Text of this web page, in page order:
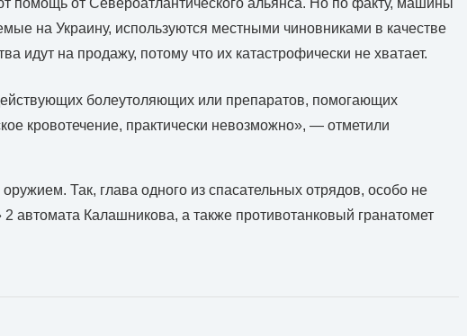
на Украину, используются местными чиновниками в качестве
идут на продажу, потому что их катастрофически не хватает.
болеутоляющих или препаратов, помогающих
кровотечение, практически невозможно», — отметили
Так, глава одного из спасательных отрядов, особо не
2 автомата Калашникова, а также противотанковый гранатомет